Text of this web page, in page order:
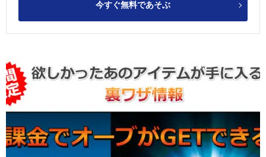
今すぐ無料であそぶ